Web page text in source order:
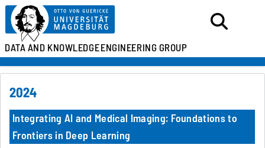
DATA AND KNOWLEDGEENGINEERING GROUP
2024
Integrating AI and Medical Imaging: Foundations to
Frontiers in Deep Learning